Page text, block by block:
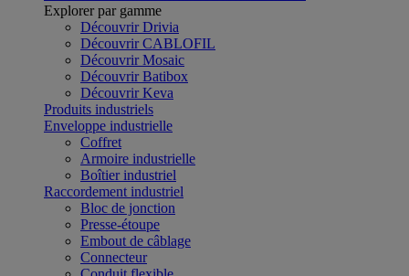
Explorer par gamme
Découvrir Drivia
Découvrir CABLOFIL
Découvrir Mosaic
Découvrir Batibox
Découvrir Keva
Produits industriels
Enveloppe industrielle
Coffret
Armoire industrielle
Boîtier industriel
Raccordement industriel
Bloc de jonction
Presse-étoupe
Embout de câblage
Connecteur